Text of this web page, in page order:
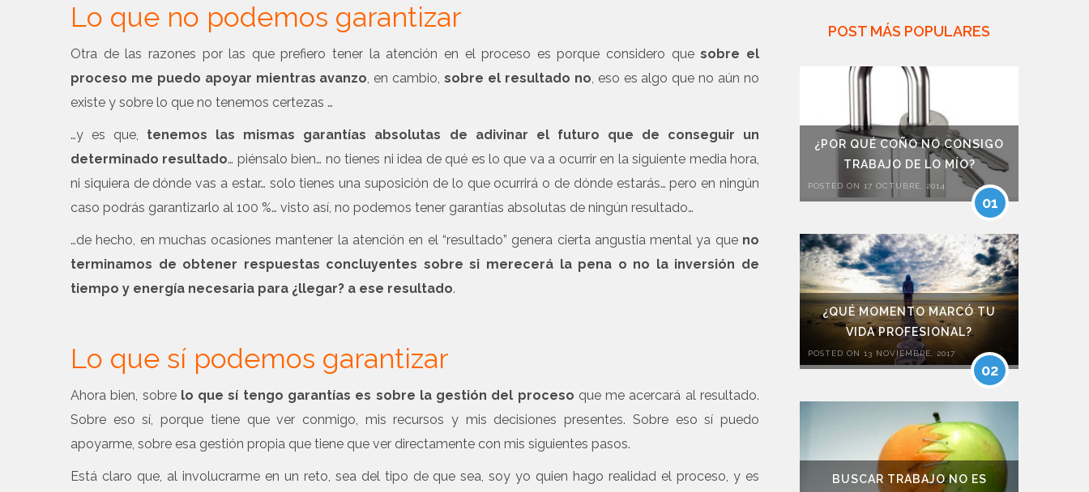
Lo que no podemos garantizar
Otra de las razones por las que prefiero tener la atención en el proceso es porque considero quesobre el
proceso me puedo apoyar mientras avanzo, en cambio,sobre el resultado no, eso es algo que no aún no
existe y sobre lo que no tenemos certezas …
…y es que, tenemos las mismas garantías absolutas de adivinar el futuro que de conseguir un
determinado resultado… piénsalo bien… no tienes ni idea de qué es lo que va a ocurrir en la siguiente media hora,
ni siquiera de dónde vas a estar… solo tienes una suposición de lo que ocurrirá o de dónde estarás… pero en ningún
caso podrás garantizarlo al 100 %… visto así, no podemos tener garantías absolutas de ningún resultado…
…de hecho, en muchas ocasiones mantener la atención en el “resultado” genera cierta angustia mental ya que no
terminamos de obtener respuestas concluyentes sobre si merecerá la pena o no la inversión de
tiempo y energía necesaria para ¿llegar? a ese resultado.
Lo que sí podemos garantizar
Ahora bien, sobre lo que sí tengo garantías es sobre la gestión del proceso que me acercará al resultado.
Sobre eso sí, porque tiene que ver conmigo, mis recursos y mis decisiones presentes. Sobre eso sí puedo
apoyarme, sobre esa gestión propia que tiene que ver directamente con mis siguientes pasos.
Está claro que, al involucrarme en un reto, sea del tipo de que sea, soy yo quien hago realidad el proceso, y es
POST MÁS POPULARES
¿POR QUÉ COÑO NO CONSIGO
TRABAJO DE LO MÍO?
POSTED ON 17 OCTUBRE, 2014
01
¿QUÉ MOMENTO MARCÓ TU
VIDA PROFESIONAL?
POSTED ON 13 NOVIEMBRE, 2017
02
BUSCAR TRABAJO NO ES